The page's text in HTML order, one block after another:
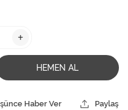
+
HEMEN AL
Haber Ver Paylaş